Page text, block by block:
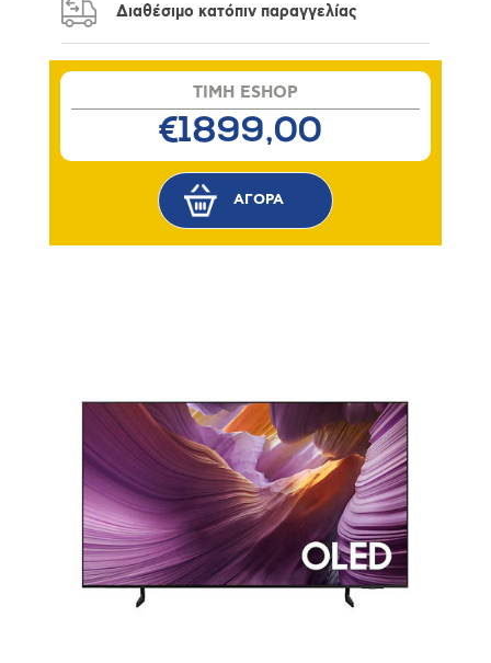
Διαθέσιμο κατόπιν παραγγελίας
TIMH ESHOP
€1899,00